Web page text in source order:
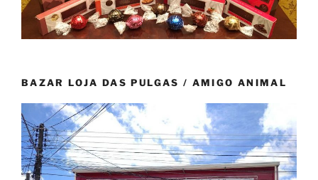
BAZAR LOJA DAS PULGAS / AMIGO ANIMAL